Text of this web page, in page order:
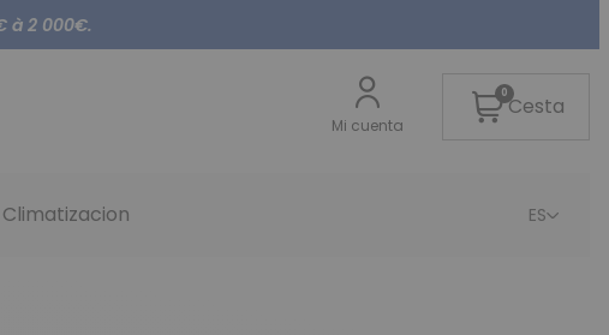
à 2 000€.
Mi cuenta
0Cesta
Climatizacion ES